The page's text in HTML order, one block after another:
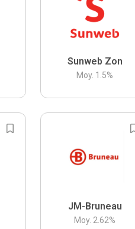
Sunweb Zon
Moy. 1.5%
JM-Bruneau
Moy. 2.62%